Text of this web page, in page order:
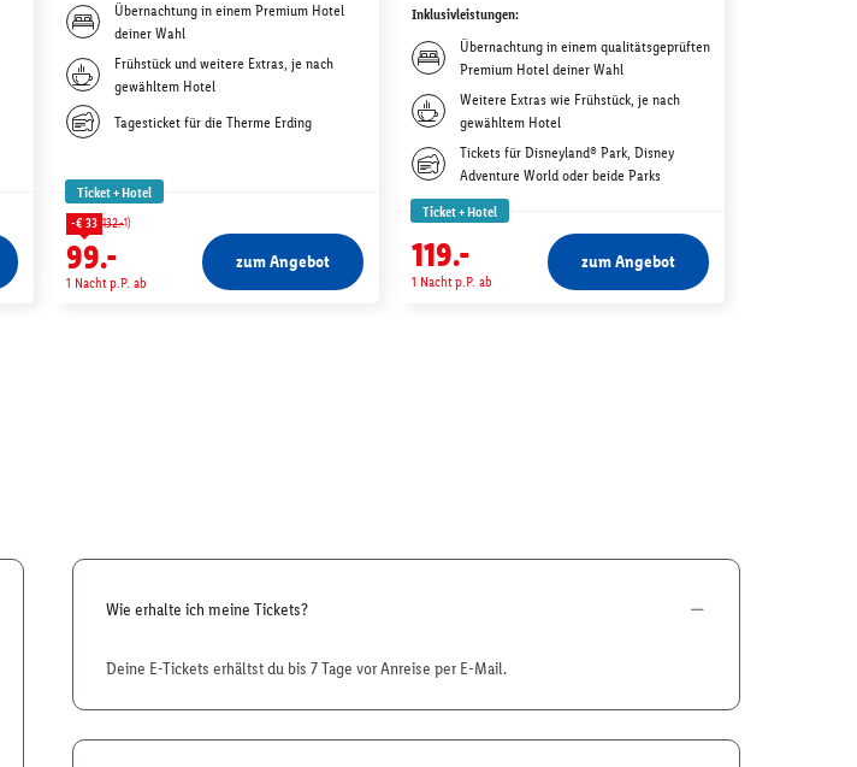
Übernachtung in einem Premium Hotel
deiner Wahl
Frühstück und weitere Extras, je nach
gewähltem Hotel
Tagesticket für die Therme Erding
Ticket + Hotel
-€ 33 132.-1)
99.-
1 Nacht p.P. ab
zum Angebot
Inklusivleistungen:
Übernachtung in einem qualitätsgeprüften
Premium Hotel deiner Wahl
Weitere Extras wie Frühstück, je nach
gewähltem Hotel
Tickets für Disneyland® Park, Disney
Adventure World oder beide Parks
Ticket + Hotel
119.-
1 Nacht p.P. ab
zum Angebot
Wie erhalte ich meine Tickets?
Deine E-Tickets erhältst du bis 7 Tage vor Anreise per E-Mail.